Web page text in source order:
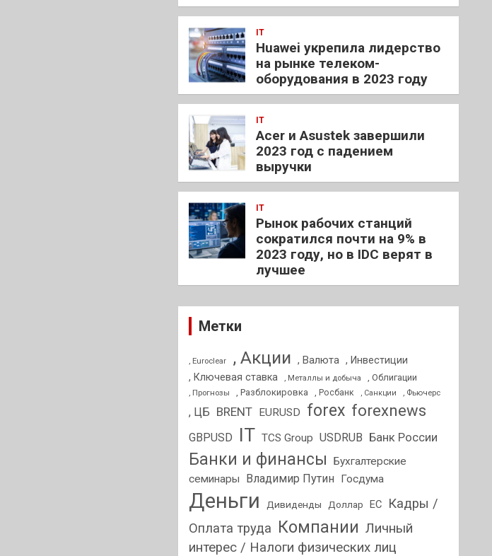
IT
Huawei укрепила лидерство
на рынке телеком-
оборудования в 2023 году
IT
Acer и Asustek завершили
2023 год с падением
выручки
IT
Рынок рабочих станций
сократился почти на 9% в
2023 году, но в IDC верят в
лучшее
Метки
, Euroclear , Акции , Валюта , Инвестиции
, Ключевая ставка
, Металлы и добыча , Облигации
, Прогнозы , Разблокировка , Росбанк , Санкции , Фьючерс
, ЦБ BRENT EURUSD forex forexnews
GBPUSD IT TCS Group USDRUB Банк России
Банки и финансы
Бухгалтерские
семинары
Владимир Путин Госдума
Деньги Дивиденды Доллар ЕС
Кадры /
Оплата труда Компании Личный
интерес / Налоги физических лиц